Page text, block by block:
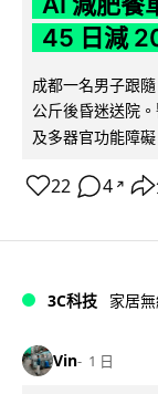
45 日減
成都一名男子跟
公斤後昏迷送院
及多器官功能障
22 4 ↗
3C科技 家居
Vin 1 日